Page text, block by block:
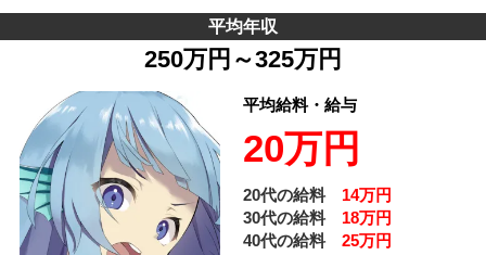
平均年収
250万円～325万円
平均給料・給与
20万円
20代の給料 14万円
30代の給料 18万円
40代の給料 25万円